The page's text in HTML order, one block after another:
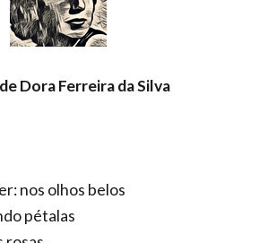
Dora Ferreira da Silva
nos olhos belos
pétalas